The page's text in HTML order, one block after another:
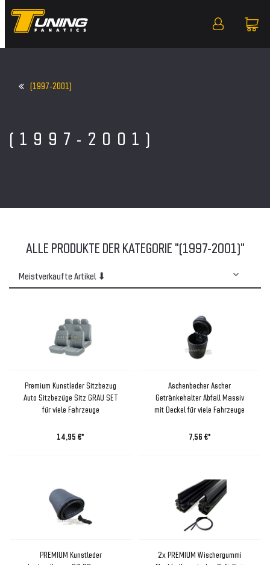
(1997-2001)
(1997-2001)
ALLE PRODUKTE DER KATEGORIE "(1997-2001)"
Premium Kunstleder Sitzbezug
Auto Sitzbezüge Sitz GRAU SET
für viele Fahrzeuge
14,95 €*
Aschenbecher Ascher
Getränkehalter Abfall Massiv
mit Deckel für viele Fahrzeuge
7,56 €*
PREMIUM Kunstleder
2x PREMIUM Wischergummi